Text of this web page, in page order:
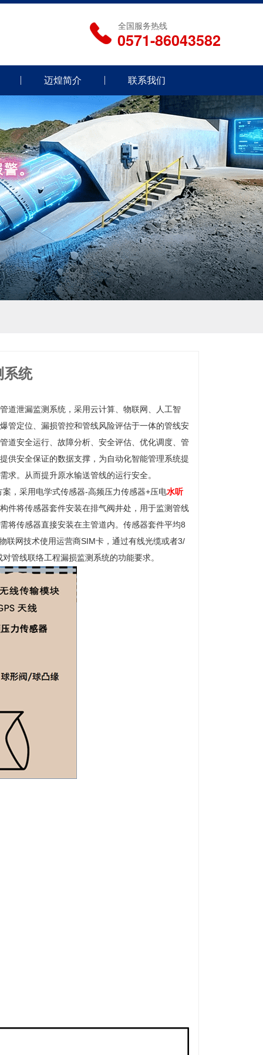
全国服务热线
0571-86043582
迈煌简介 联系我们
系统
道泄漏监测系统，采用云计算、物联网、人工智
管定位、漏损管控和管线风险评估于一体的管线安
道安全运行、故障分析、安全评估、优化调度、管
供安全保证的数据支撑，为自动化智能管理系统提
求。从而提升原水输送管线的运行安全。
，采用电学式传感器-高频压力传感器+压电水听
件将传感器套件安装在排气阀井处，用于监测管线
将传感器直接安装在主管道内。传感器套件平均8
联网技术使用运营商SIM卡，通过有线光缆或者3/
管线联络工程漏损监测系统的功能要求。